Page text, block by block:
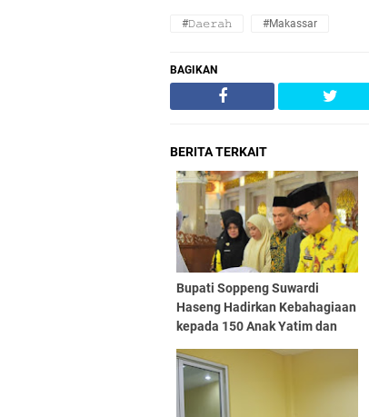
#𝙳𝚊𝚎𝚛𝚊𝚑 #Makassar
BAGIKAN
BERITA TERKAIT
Bupati Soppeng Suwardi
Haseng Hadirkan Kebahagiaan
kepada 150 Anak Yatim dan
Santri